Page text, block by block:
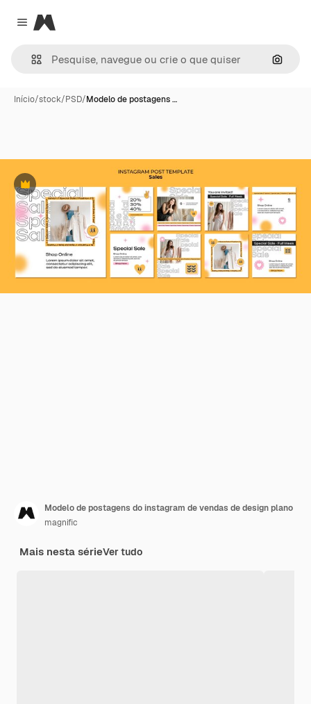
Close menu
Magnific
Início/stock/PSD/Modelo de postagens …
Premium
Modelo de postagens do instagram de vendas de design plano
magnific
Mais nesta sérieVer tudo